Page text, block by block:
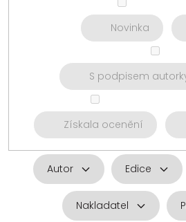
Novinka
S podpisem
Získala ocenění
Autor Edice
Nakladatel